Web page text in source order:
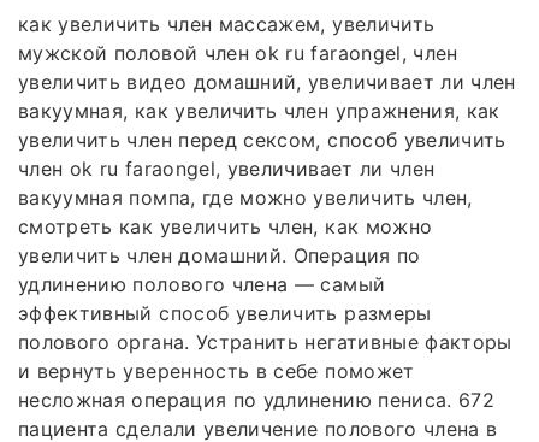
как увеличить член массажем, увеличить
мужской половой член ok ru faraongel, член
увеличить видео домашний, увеличивает ли член
вакуумная, как увеличить член упражнения, как
увеличить член перед сексом, способ увеличить
член ok ru faraongel, увеличивает ли член
вакуумная помпа, где можно увеличить член,
смотреть как увеличить член, как можно
увеличить член домашний. Операция по
удлинению полового члена — самый
эффективный способ увеличить размеры
полового органа. Устранить негативные факторы
и вернуть уверенность в себе поможет
несложная операция по удлинению пениса. 672
пациента сделали увеличение полового члена в